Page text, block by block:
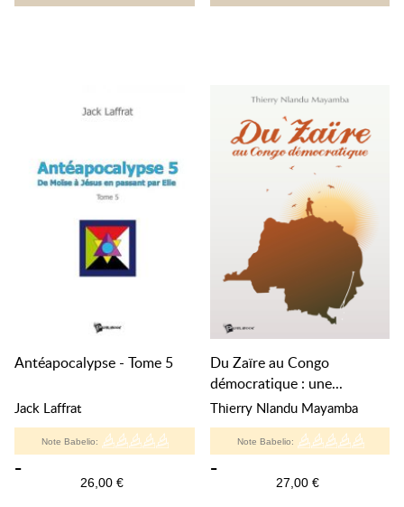
Antéapocalypse - Tome 5
Jack Laffrat
Note Babelio:
-
26,00 €
Du Zaïre au Congo
démocratique : une...
Thierry Nlandu Mayamba
Note Babelio:
-
27,00 €